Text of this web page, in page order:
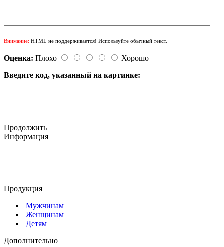
Внимание: HTML не поддерживается! Используйте обычный текст.
Оценка: Плохо
Хорошо
Введите код, указанный на картинке:
Продолжить
Информация
Продукция
Мужчинам
Женщинам
Детям
Дополнительно